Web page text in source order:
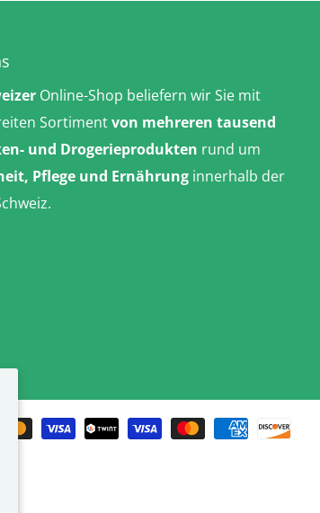
Online-Shop beliefern wir Sie mit
Sortimentvon mehreren tausend
und Drogerieprodukten rund um
Pflege und Ernährung innerhalb der